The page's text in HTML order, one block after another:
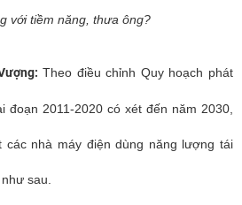
với tiềm năng, thưa ông?
Theo điều chỉnh Quy hoạch phát
đoạn 2011-2020 có xét đến năm 2030,
các nhà máy điện dùng năng lượng tái
sau.